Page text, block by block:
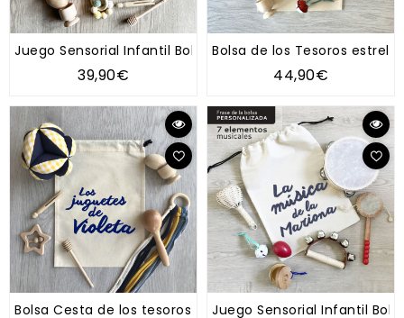
Juego Sensorial Infantil Bolsa de los Tesoros Natural
39,90€
Bolsa de los Tesoros estrella
44,90€
Bolsa Cesta de los tesoros "Tipo Montessori" con pelota
Juego Sensorial Infantil